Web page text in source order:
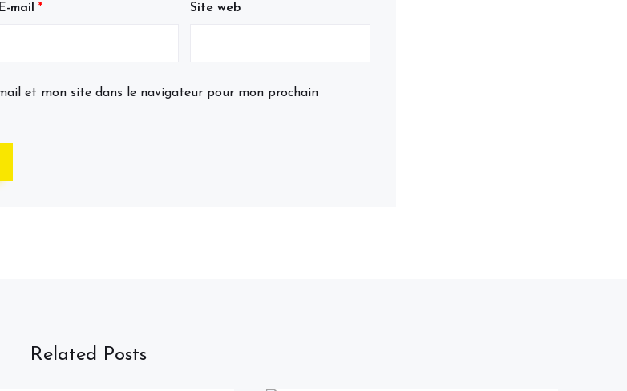
E-mail* Site web
et mon site dans le navigateur pour mon prochain
Related Posts